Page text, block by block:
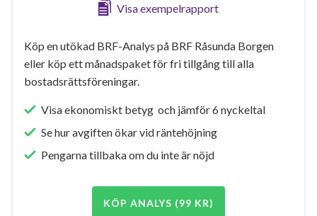
Visa exempelrapport
Köp en utökad BRF-Analys på BRF Råsunda Borgen
eller köp ett månadspaket för fri tillgång till alla
bostadsrättsföreningar.
Visa ekonomiskt betyg och jämför 6 nyckeltal
Se hur avgiften ökar vid räntehöjning
Pengarna tillbaka om du inte är nöjd
KÖP ANALYS (99 KR)